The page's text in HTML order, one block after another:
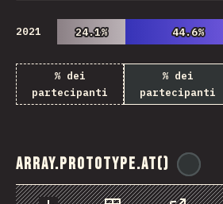
2021 24.1%
24.1% 44.6%
44.6%
% dei
partecipanti
% dei
partecipanti
Array.prototype.at()